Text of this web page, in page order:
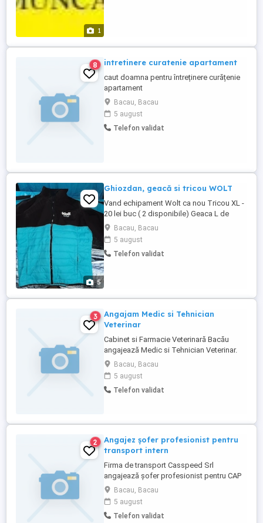
1
8 intretinere curatenie apartament
caut doamna pentru întreținere curățenie
apartament
Bacau, Bacau
5 august
Telefon validat
5
Ghiozdan, geacă si tricou WOLT
Vand echipament Wolt ca nou Tricou XL -
20 lei buc ( 2 disponibile) Geaca L de
toamna și impermeabila - 70 lei Ghiozdan
de mașină - 100 lei buc ( 2 disponibile)
Pachet toate 250 lei DOAR CU PREDARE IN
BACAU, NU TRIMIT PRIN CURIER, PRET
Bacau, Bacau
5 august
Telefon validat
3
Angajam Medic si Tehnician
Veterinar
Cabinet si Farmacie Veterinară Bacău
angajează Medic si Tehnician Veterinar.
cei interesați sunt rugați sa trimită CV-ul la
nr de telefon din anunț pe whatsapp.
Bacau, Bacau
5 august
Telefon validat
2
Angajez șofer profesionist pentru
transport intern
Firma de transport Casspeed Srl
angajează șofer profesionist pentru CAP
TRACTOR +SEMIREMORCA pentru
transport mărfuri generale, pe intern cu
plecare din Bacău luni și sosire vineri. Se
oferă salariu atractiv, întotdeauna la timp,
Bacau, Bacau
5 august
Telefon validat